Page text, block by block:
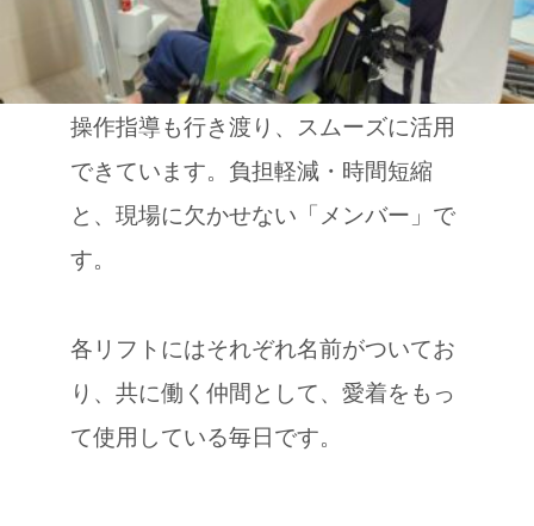
操作指導も行き渡り、スムーズに活用
できています。負担軽減・時間短縮
と、現場に欠かせない「メンバー」で
す。
各リフトにはそれぞれ名前がついてお
り、共に働く仲間として、愛着をもっ
て使用している毎日です。